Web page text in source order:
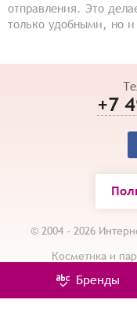
отправления. Это
только удобными, но
+7
© 2004 - 2026
Косметика и
Карта сайта
Бренды